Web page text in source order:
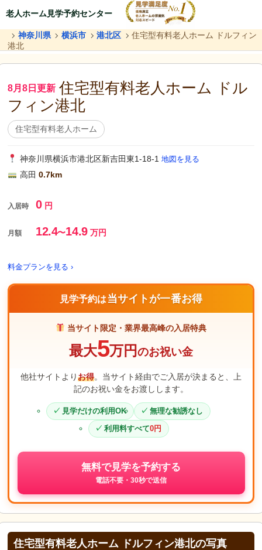
老人ホーム見学予約センター
神奈川県 横浜市 港北区
住宅型有料老人ホーム ドルフィン
港北
8月8日更新 住宅型有料老人ホーム ドル
フィン港北
住宅型有料老人ホーム
神奈川県横浜市港北区新吉田東1-18-1 地図を見る
高田 0.7km
入居時 0円
月額 12.4〜14.9万円
料金プランを見る ›
見学予約は当サイトが一番お得
当サイト限定・業界最高峰の入居特典
最大5万円のお祝い金
他社サイトよりお得。当サイト経由でご入居が決まると、上
記のお祝い金をお渡しします。
見学だけの利用OK
無理な勧誘なし
利用料すべて0円
無料で見学を予約する
電話不要・30秒で送信
住宅型有料老人ホーム ドルフィン港北の写真